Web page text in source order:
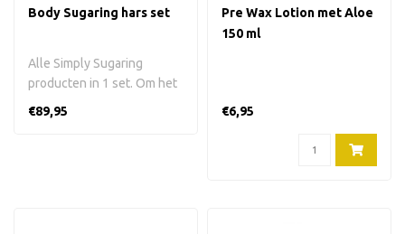
Body Sugaring hars set
Alle Simply Sugaring
producten in 1 set. Om het
Zonde..
€89,95
Pre Wax Lotion met Aloe
150 ml
€6,95